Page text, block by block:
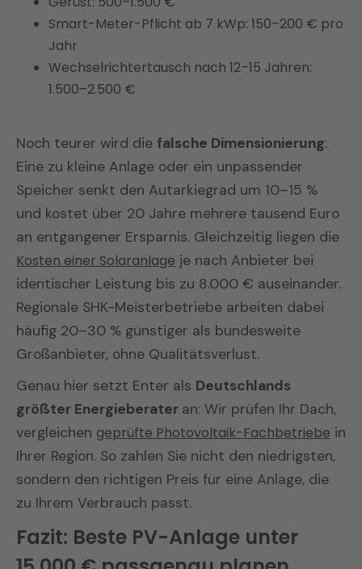
Smart-Meter-Pflicht ab 7 kWp: 150–200 € pro
Jahr
Wechselrichtertausch nach 12–15 Jahren:
1.500–2.500 €
Noch teurer wird die falsche Dimensionierung:
Eine zu kleine Anlage oder ein unpassender
Speicher senkt den Autarkiegrad um 10–15 %
und kostet über 20 Jahre mehrere tausend Euro
an entgangener Ersparnis. Gleichzeitig liegen die
Kosten einer Solaranlage je nach Anbieter bei
identischer Leistung bis zu 8.000 € auseinander.
Regionale SHK-Meisterbetriebe arbeiten dabei
häufig 20–30 % günstiger als bundesweite
Großanbieter, ohne Qualitätsverlust.
Genau hier setzt Enter als Deutschlands
größter Energieberater an: Wir prüfen Ihr Dach,
vergleichen geprüfte Photovoltaik-Fachbetriebe in
Ihrer Region. So zahlen Sie nicht den niedrigsten,
sondern den richtigen Preis für eine Anlage, die
zu Ihrem Verbrauch passt.
Fazit: Beste PV-Anlage unter